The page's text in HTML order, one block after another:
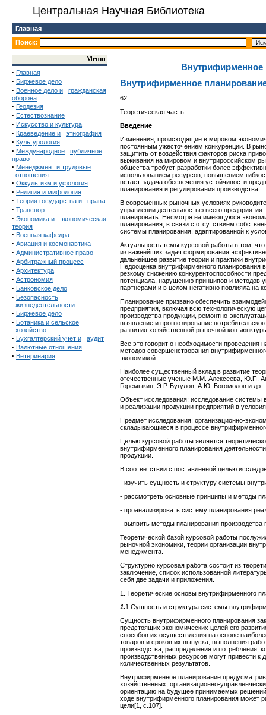
Центральная Научная Библиотека
Главная
Поиск:
Меню
· Главная
· Биржевое дело
· Военное дело и
гражданская
оборона
· Геодезия
· Естествознание
· Искусство и культура
· Краеведение и этнография
· Культурология
· Международное
публичное
право
· Менеджмент и трудовые
отношения
· Оккультизм и уфология
· Религия и мифология
· Теория государства и права
· Транспорт
· Экономика и
экономическая
теория
· Военная кафедра
· Авиация и космонавтика
· Административное право
· Арбитражный процесс
· Архитектура
· Астрономия
· Банковское дело
· Безопасность
жизнедеятельности
· Биржевое дело
· Ботаника и сельское
хозяйство
· Бухгалтерский учет и аудит
· Валютные отношения
· Ветеринария
Внутрифирменное
Внутрифирменное
62
Теоретическая часть
Введение
Изменения, происходящие в мировом
постоянным ужесточением конкуренции. В
защитить от воздействия факторов риска
выживания на мировом и внутрироссийском
общества требует разработки более
использованием ресурсов, повышением
встает задача обеспечения устойчивости
планирования и регулирования производства.
В современных рыночных условиях
управлении деятельностью всего
планировать. Несмотря на имеющуюся
планирования, в связи с отсутствием
системы планирования, адаптированной к
Актуальность темы курсовой работы в том,
из важнейших задач формирования
дальнейшее развитие теории и практики
Недооценка внутрифирменного планирования
резкому снижению конкурентоспособности
потенциала, нарушению принципов и методов
партнерами и в целом негативно повлияла на
Планирование призвано обеспечить
предприятия, включая всю технологическую
производства продукции, ремонтно-
выявление и прогнозирование
развития хозяйственной рыночной
Все это говорит о необходимости проведения
методов совершенствования
экономикой.
Наиболее существенный вклад в развитие
отечественные ученые М.М. Алексеева, Ю.П.
Горемыкин, Э.Р. Бугулов, А.Ю. Богомолов и др.
Объект исследования: исследование системы
и реализации продукции предприятий в
Предмет исследования: организационно-
складывающиеся в процессе
Целью курсовой работы является
внутрифирменного планирования
продукции.
В соответствии с поставленной целью
- изучить сущность и структуру системы
- рассмотреть основные принципы и методы
- проанализировать систему планирования
- выявить методы планирования производства
Теоретической базой курсовой работы
рыночной экономики, теории организации
менеджмента.
Структурно курсовая работа состоит из
заключение, список использованной
себя две задачи и приложения.
1. Теоретические основы внутрифирменного
1.1 Сущность и структура системы
Сущность внутрифирменного планирования
предстоящих экономических целей его
способов их осуществления на основе
товаров и сроков их выпуска, выполнения
производства, распределения и потребления,
производственных ресурсов могут привести
количественных результатов.
Внутрифирменное планирование
хозяйственных, организационно-
ориентацию на будущее принимаемых
ходе внутрифирменного планирования может
цели[1, с.107].